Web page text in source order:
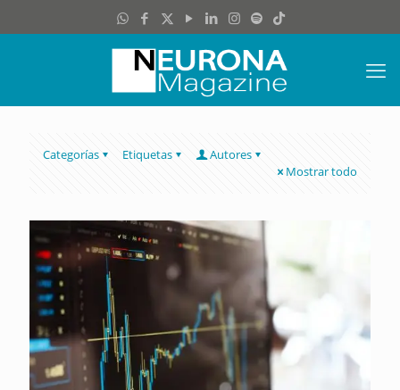
Categorías Etiquetas
Autores
Mostrar todo